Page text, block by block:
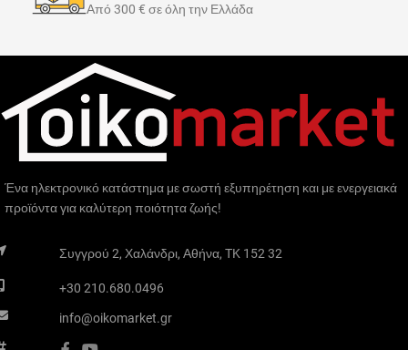
τροφοδοσίας. Το θερμικό
βρόχων, πάνω σε ένα λεπτό
αλλά ανθεκτικό τάπητα, με
διαστάσεις που επιτρέπουν
την κάλυψη επιφανειών
δαπέδου από 1m² και πάνω.
Από 300 € σε όλη την Ελλάδα
Ένα ηλεκτρονικό κατάστημα με σωστή εξυπηρέτηση και με ενεργειακά
προϊόντα για καλύτερη ποιότητα ζωής!
Συγγρού 2, Χαλάνδρι, Αθήνα, TK 152 32
+30 210.680.0496
info@oikomarket.gr